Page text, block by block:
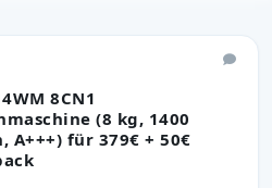
8CN1
(8 kg, 1400
A+++) für 379€ + 50€